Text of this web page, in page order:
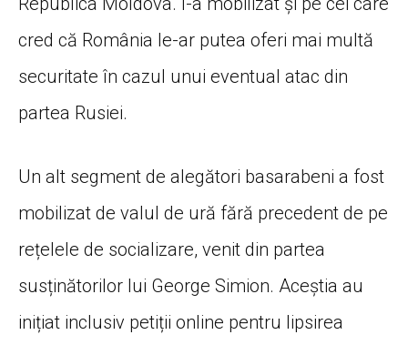
cred că România le-ar putea oferi mai multă
securitate în cazul unui eventual atac din
partea Rusiei.
Un alt segment de alegători basarabeni a fost
mobilizat de valul de ură fără precedent de pe
rețelele de socializare, venit din partea
susținătorilor lui George Simion. Aceștia au
inițiat inclusiv petiții online pentru lipsirea